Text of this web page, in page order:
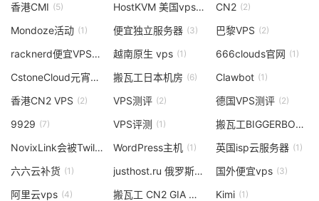
香港CMI (5) HostKVM 美国vps
(1) CN2 (2)
Mondoze活动 (1) 便宜独立服务器 (3) 巴黎VPS (2)
racknerd便宜VPS
(1) 越南原生 vps (1) 666clouds官网 (1)
CstoneCloud元宵活动 (1)
搬瓦工日本机房 (6) Clawbot (1)
香港CN2 VPS (2) VPS测评 (2) 德国VPS测评 (2)
9929 (7) VPS评测 (1)
搬瓦工BIGGERBOX邀请码
NovixLink会被Twilio封吗
(1)
WordPress主机 (1) 英国isp云服务器 (1)
六六云补货 (1) justhost.ru 俄罗斯vps (1)
国外便宜vps (3)
阿里云vps (4) 搬瓦工 CN2 GIA 机房 (6)
Kimi (1)